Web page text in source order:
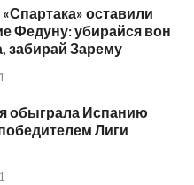
оставили
Федуну: убирайся вон
забирай Зарему
обыграла Испанию
Лиги